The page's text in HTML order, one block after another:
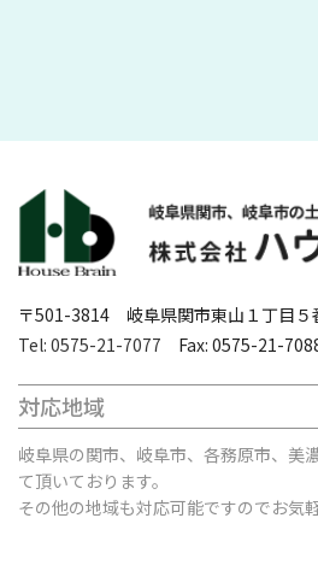
〒501-3814 岐阜県関市東山１丁目５
Tel: 0575-21-7077 Fax: 0575-21-
対応地域
岐阜県の関市、岐阜市、各務原市、美
て頂いております。
その他の地域も対応可能ですのでお気